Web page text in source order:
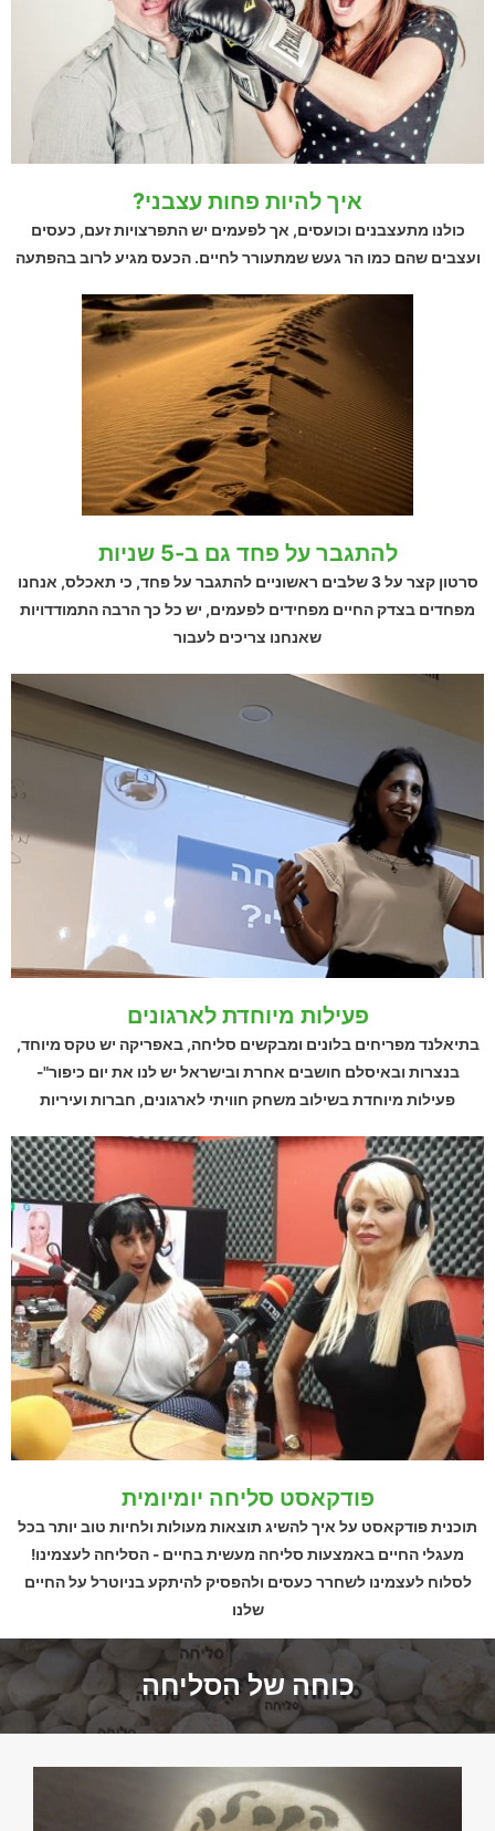
איך להיות פחות עצבני?
כולנו מתעצבנים וכועסים, אך לפעמים יש התפרצויות זעם, כעסים
ועצבים שהם כמו הר געש שמתעורר לחיים. הכעס מגיע לרוב בהפתעה
להתגבר על פחד גם ב-5 שניות​
סרטון קצר על 3 שלבים ראשוניים להתגבר על פחד, כי תאכלס, אנחנו
מפחדים בצדק החיים מפחידים לפעמים, יש כל כך הרבה התמודדויות
שאנחנו צריכים לעבור
פעילות מיוחדת לארגונים​
בתיאלנד מפריחים בלונים ומבקשים סליחה, באפריקה יש טקס מיוחד,
בנצרות ובאיסלם חושבים אחרת ובישראל יש לנו את יום כיפור"-
פעילות מיוחדת בשילוב משחק חוויתי לארגונים, חברות ועיריות
פודקאסט סליחה יומיומית​
תוכנית פודקאסט על איך להשיג תוצאות מעולות ולחיות טוב יותר בכל
מעגלי החיים באמצעות סליחה מעשית בחיים - הסליחה לעצמינו!
לסלוח לעצמינו לשחרר כעסים ולהפסיק להיתקע בניוטרל על החיים
שלנו​
כוחה של הסליחה